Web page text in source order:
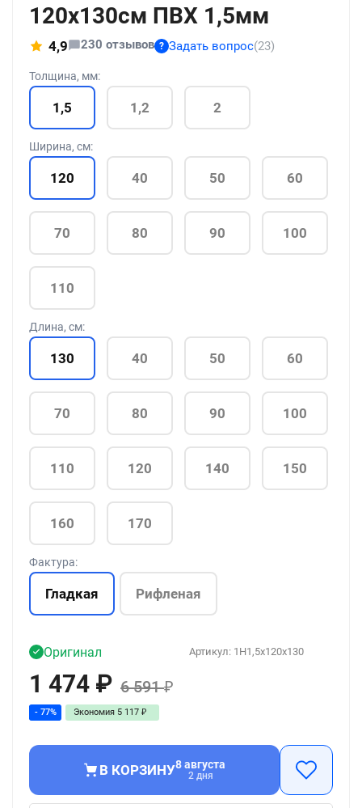
120x130см ПВХ 1,5мм
4,9 230 отзывов ? Задать вопрос(23)
Толщина, мм:
1,5 1,2 2
Ширина, см:
120 40 50 60
70 80 90 100
110
Длина, см:
130 40 50 60
70 80 90 100
110 120 140 150
160 170
Фактура:
Гладкая Рифленая
Артикул: 1H1,5x120x130
Оригинал
1 474 ₽ 6 591₽
- 77% Экономия 5 117 ₽
В КОРЗИНУ8 августа
2 дня